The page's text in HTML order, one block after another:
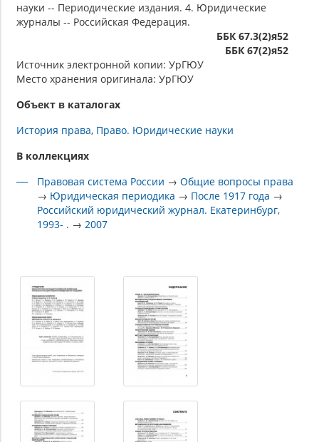
науки -- Периодические издания. 4. Юридические
журналы -- Российская Федерация.
ББК 67.3(2)я52
ББК 67(2)я52
Источник электронной копии: УрГЮУ
Место хранения оригинала: УрГЮУ
Объект в каталогах
История права Право. Юридические науки
В коллекциях
Правовая система России →Общие вопросы права
→ Юридическая периодика → После 1917 года →
Российский юридический журнал. Екатеринбург,
1993- . → 2007